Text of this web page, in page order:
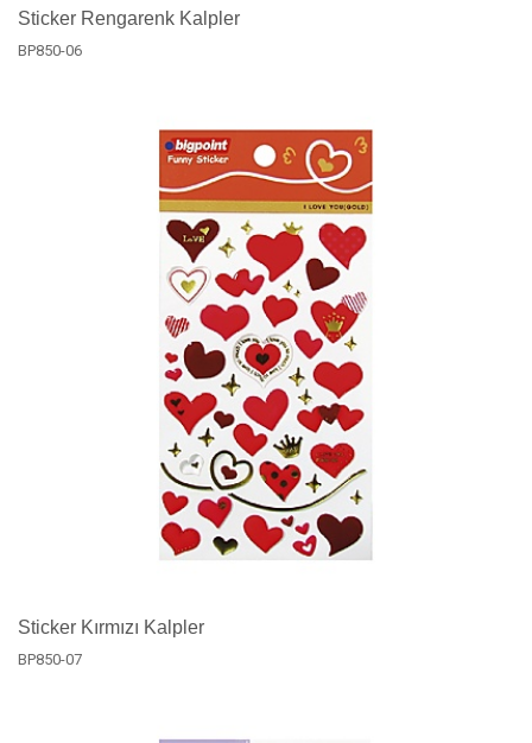
Sticker Rengarenk Kalpler
BP850-06
Sticker Kırmızı Kalpler
BP850-07